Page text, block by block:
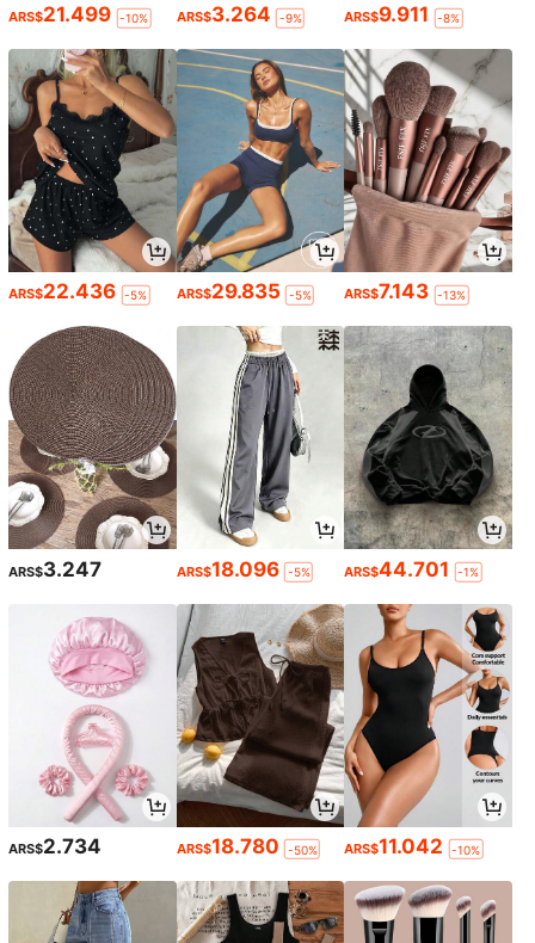
ARS$21.499 -10% ARS$3.264 -9% ARS$9.911 -8%
ARS$22.436 -5% ARS$29.835 -5% ARS$7.143 -13%
ARS$3.247 ARS$18.096 -5% ARS$44.701 -1%
ARS$2.734 ARS$18.780 -50% ARS$11.042 -10%